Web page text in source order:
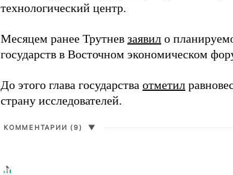
технологический центр.
Месяцем ранее Трутнев заявил о
государств в Восточном экономическом
До этого глава государства отметил
страну исследователей.
КОММЕНТАРИИ (9) ▼